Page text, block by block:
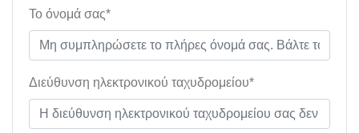
Το όνομά σας*
Διεύθυνση ηλεκτρονικού ταχυδρομείου*